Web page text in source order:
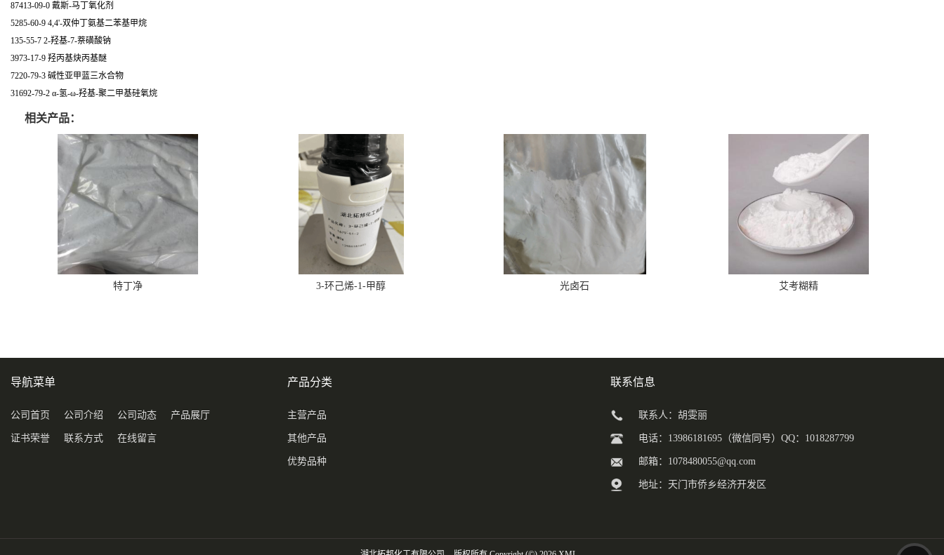
87413-09-0 戴斯-马丁氧化剂
5285-60-9 4,4'-双仲丁氨基二苯基甲烷
135-55-7 2-羟基-7-萘磺酸钠
3973-17-9 羟丙基炔丙基醚
7220-79-3 碱性亚甲蓝三水合物
31692-79-2 α-氢-ω-羟基-聚二甲基硅氧烷
相关产品：
特丁净 3-环己烯-1-甲醇 光卤石 艾考糊精
导航菜单
公司首页 公司介绍 公司动态 产品展厅
证书荣誉 联系方式 在线留言
产品分类
主营产品
其他产品
优势品种
联系信息
联系人：胡雯丽
电话：13986181695（微信同号）QQ：1018287799
邮箱： 1078480055@qq.com
地址：天门市侨乡经济开发区